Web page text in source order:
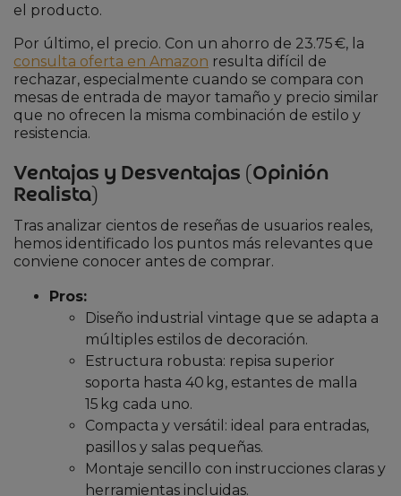
el producto.
Por último, el precio. Con un ahorro de 23.75 €, la
consulta oferta en Amazon resulta difícil de
rechazar, especialmente cuando se compara con
mesas de entrada de mayor tamaño y precio similar
que no ofrecen la misma combinación de estilo y
resistencia.
Ventajas y Desventajas (Opinión
Realista)
Tras analizar cientos de reseñas de usuarios reales,
hemos identificado los puntos más relevantes que
conviene conocer antes de comprar.
Pros:
Diseño industrial vintage que se adapta a
múltiples estilos de decoración.
Estructura robusta: repisa superior
soporta hasta 40 kg, estantes de malla
15 kg cada uno.
Compacta y versátil: ideal para entradas,
pasillos y salas pequeñas.
Montaje sencillo con instrucciones claras y
herramientas incluidas.